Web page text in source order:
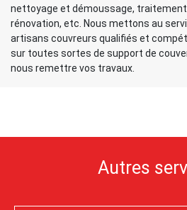
nettoyage et démoussage,
rénovation, etc. Nous mettons au
artisans couvreurs qualifiés et
sur toutes sortes de support de
nous remettre vos travaux.
Autres